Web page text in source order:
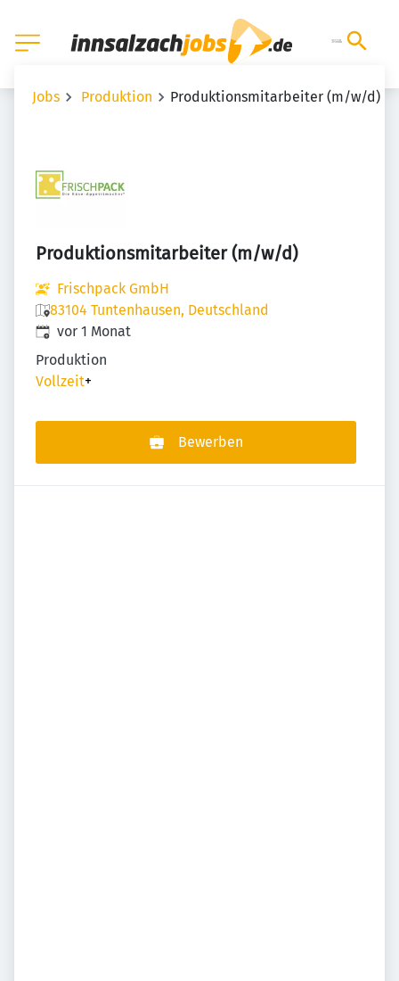
Jobs Produktion Produktionsmitarbeiter (m/w/d)
Produktionsmitarbeiter (m/w/d)
Frischpack GmbH
83104 Tuntenhausen, Deutschland
Veröffentlicht:
vor 1 Monat
Produktion
Vollzeit+
Bewerben